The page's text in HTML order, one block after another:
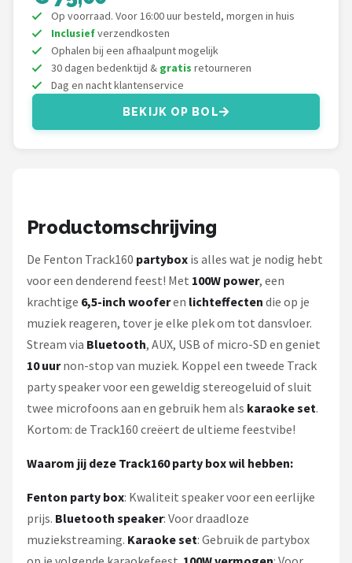
Ultimea
Carlinkit
Alle merken →
Op voorraad. Voor 16:00 uur besteld, morgen in huis
Inclusiefverzendkosten
Ophalen bij een afhaalpunt mogelijk
30 dagen bedenktijd & gratis retourneren
Dag en nacht klantenservice
BEKIJK OP BOL
Productomschrijving
De Fenton Track160 partybox is alles wat je nodig hebt
voor een denderend feest! Met 100W power, een
krachtige 6,5-inch wooferen lichteffecten die op je
muziek reageren, tover je elke plek om tot dansvloer.
Stream via Bluetooth, AUX, USB of micro-SD en geniet
10 uurnon-stop van muziek. Koppel een tweede Track
party speaker voor een geweldig stereogeluid of sluit
twee microfoons aan en gebruik hem als karaoke set.
Kortom: de Track160 creëert de ultieme feestvibe!
Waarom jij deze Track160 party box wil hebben:
Fenton party box: Kwaliteit speaker voor een eerlijke
prijs. Bluetooth speaker: Voor draadloze
muziekstreaming. Karaoke set: Gebruik de partybox